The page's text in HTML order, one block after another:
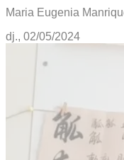
Maria Eugenia
dj., 02/05/2024